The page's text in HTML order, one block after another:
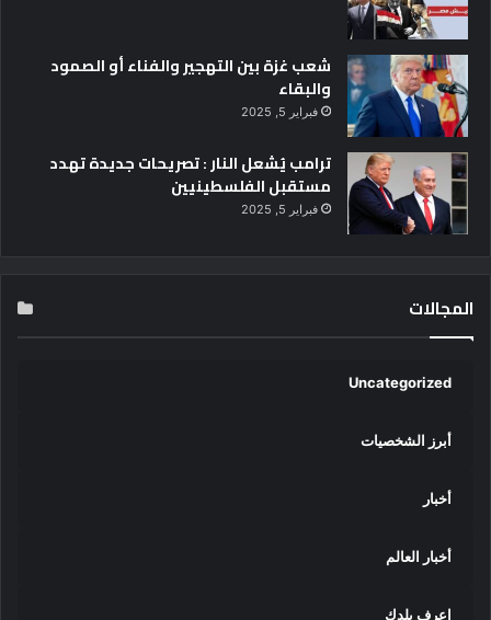
شعب غزة بين التهجير والفناء أو الصمود
والبقاء
فبراير 5, 2025
ترامب يُشعل النار : تصريحات جديدة تهدد
مستقبل الفلسطينيين
فبراير 5, 2025
المجالات
Uncategorized
أبرز الشخصيات
أخبار
أخبار العالم
إعرف بلدك